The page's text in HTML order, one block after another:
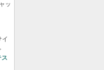
ッ
イ
ス